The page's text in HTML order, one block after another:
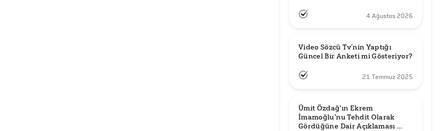
4 Ağustos 2026
Video Sözcü Tv’nin Yaptığı
Güncel Bir Anketi mi Gösteriyor?
21 Temmuz 2025
Ümit Özdağ'ın Ekrem
İmamoğlu'nu Tehdit Olarak
Gördüğüne Dair Açıklaması